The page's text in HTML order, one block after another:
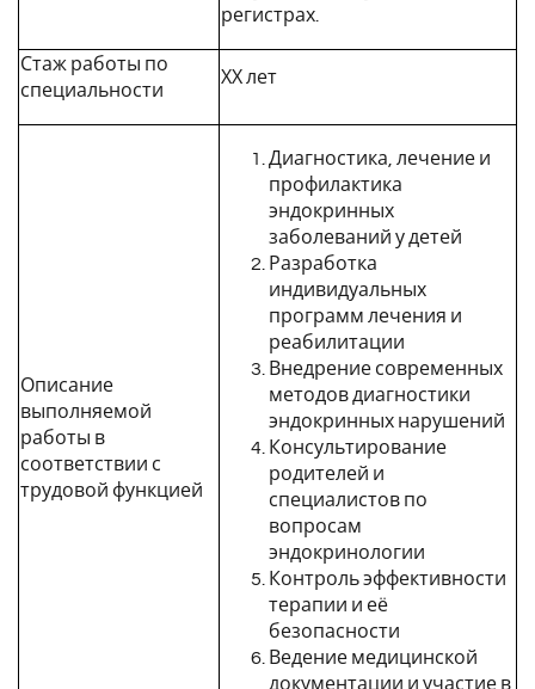
регистрах.
Стаж работы по
специальности
ХХ лет
Описание
выполняемой
работы в
соответствии с
трудовой функцией
Диагностика, лечение и
профилактика
эндокринных
заболеваний у детей
Разработка
индивидуальных
программ лечения и
реабилитации
Внедрение современных
методов диагностики
эндокринных нарушений
Консультирование
родителей и
специалистов по
вопросам
эндокринологии
Контроль эффективности
терапии и её
безопасности
Ведение медицинской
документации и участие в